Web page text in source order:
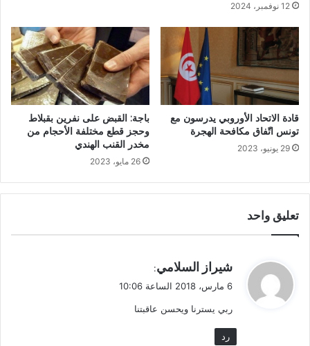
12 نوفمبر، 2024
قادة الاتحاد الأوروبي يدرسون مع
تونس اتّفاق مكافحة الهجرة
29 يونيو، 2023
باجة: القبض على نفرين بقبلاط
وحجز قطع مختلفة الأحجام من
مخدر القنب الهندي
26 مايو، 2023
تعليق واحد
ي
ل
شيراز السلامي:
6 مارس، 2018 الساعة 10:06
ربي يسترنا ويحسن عاقبتنا
رد